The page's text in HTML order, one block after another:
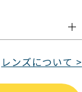
レンズについて >